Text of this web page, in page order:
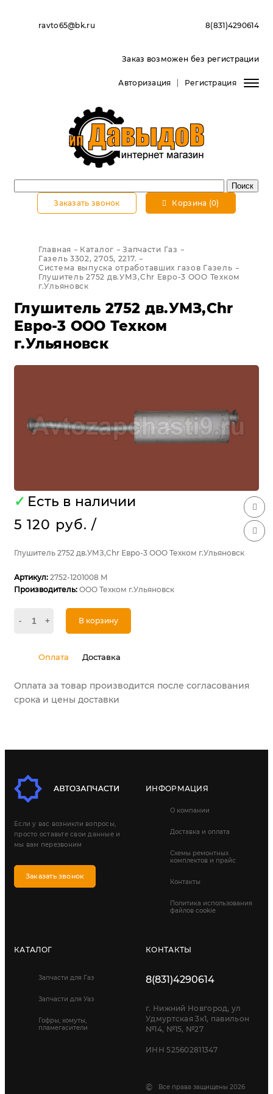
ravto65@bk.ru 8(831)4290614
Заказ возможен без регистрации
Авторизация Регистрация
Заказать звонок Корзина (0)
Главная Каталог
Запчасти Газ
Газель 3302, 2705, 2217.
Система выпуска отработавших газов Газель
Глушитель 2752 дв.УМЗ,Chr Евро-3 ООО Техком
г.Ульяновск
Глушитель 2752 дв.УМЗ,Chr
Евро-3 ООО Техком
г.Ульяновск
✓ Есть в наличии
5 120 руб. /
Глушитель 2752 дв.УМЗ,Chr Евро-3 ООО Техком г.Ульяновск
Артикул: 2752-1201008 M
Производитель: ООО Техком г.Ульяновск
- + В корзину
Оплата Доставка
Оплата за товар производится после согласования
срока и цены доставки
Если у вас возникли вопросы,
просто оставьте свои данные и
мы вам перезвоним
Заказать звонок
ИНФОРМАЦИЯ
О компании
Доставка и оплата
Схемы ремонтных
комплектов и прайс
Контакты
Политика использования
файлов cookie
КАТАЛОГ
Запчасти для Газ
Запчасти для Уаз
Гофры, хомуты,
пламегасители
КОНТАКТЫ
8(831)4290614
г. Нижний Новгород, ул
Удмуртская 3к1, павильон
№14, №15, №27
ИНН 525602811347
© Все права защищены 2026